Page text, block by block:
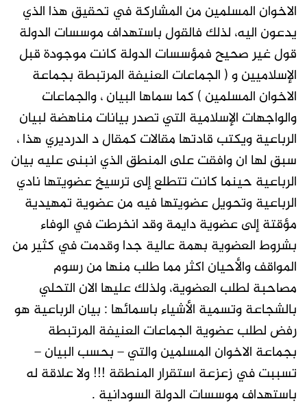
الاخوان المسلمين من المشاركة في تحقيق هذا الذي
يدعون اليه، لذلك فالقول باستهداف موسسات الدولة
قول غير صحيح فمؤسسات الدولة كانت موجودة قبل
الإسلاميين و ( الجماعات العنيفة المرتبطة بجماعة
الاخوان المسلمين ) كما سماها البيان ، والجماعات
والواجهات الإسلامية التي تصدر بيانات مناهضة لبيان
الرباعية ويكتب قادتها مقالات كمقال د الدرديري هذا ،
سبق لها ان وافقت على المنطق الذي انبنى عليه بيان
الرباعية حينما كانت تتطلع إلى ترسيخ عضويتها نادي
الرباعية وتحويل عضويتها فيه من عضوية تمهيدية
مؤقتة إلى عضوية دايمة وقد انخرطت في الوفاء
بشروط العضوية بهمة عالية جدا وقدمت في كثير من
المواقف والأحيان اكثر مما طلب منها من رسوم
مصاحبة لطلب العضوية، ولذلك عليها الان التحلي
بالشجاعة وتسمية الأشياء باسمائها : بيان الرباعية هو
رفض لطلب عضوية الجماعات العنيفة المرتبطة
بجماعة الاخوان المسلمين والتي – بحسب البيان –
تسببت في زعزعة استقرار المنطقة !!! ولا علاقة له
باستهداف موسسات الدولة السودانية .